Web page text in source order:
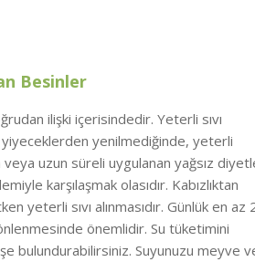
Besinler
ilişki içerisindedir. Yeterli sıvı
yenilmediğinde, yeterli
veya uzun süreli uygulanan yağsız
karşılaşmak olasıdır. Kabızlıktan
yeterli sıvı alınmasıdır. Günlük en az
önemlidir. Su tüketimini
bulundurabilirsiniz. Suyunuzu meyve